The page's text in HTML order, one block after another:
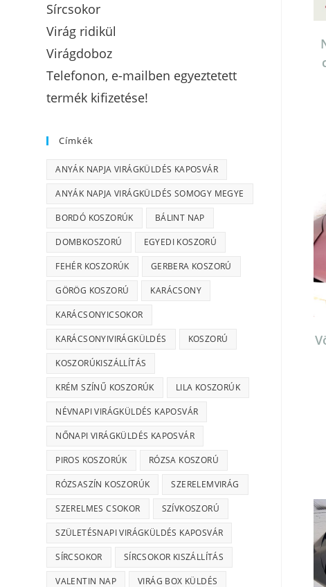
Sírcsokor
Virág ridikül
Virágdoboz
Telefonon, e-mailben egyeztetett
termék kifizetése!
Címkék
ANYÁK NAPJA VIRÁGKÜLDÉS KAPOSVÁR
ANYÁK NAPJA VIRÁGKÜLDÉS SOMOGY MEGYE
BORDÓ KOSZORÚK BÁLINT NAP
DOMBKOSZORÚ EGYEDI KOSZORÚ
FEHÉR KOSZORÚK GERBERA KOSZORÚ
GÖRÖG KOSZORÚ KARÁCSONY
KARÁCSONYICSOKOR
KARÁCSONYIVIRÁGKÜLDÉS KOSZORÚ
KOSZORÚKISZÁLLÍTÁS
KRÉM SZÍNŰ KOSZORÚK LILA KOSZORÚK
NÉVNAPI VIRÁGKÜLDÉS KAPOSVÁR
NŐNAPI VIRÁGKÜLDÉS KAPOSVÁR
PIROS KOSZORÚK RÓZSA KOSZORÚ
RÓZSASZÍN KOSZORÚK SZERELEMVIRÁG
SZERELMES CSOKOR SZÍVKOSZORÚ
SZÜLETÉSNAPI VIRÁGKÜLDÉS KAPOSVÁR
SÍRCSOKOR SÍRCSOKOR KISZÁLLÍTÁS
VALENTIN NAP VIRÁG BOX KÜLDÉS